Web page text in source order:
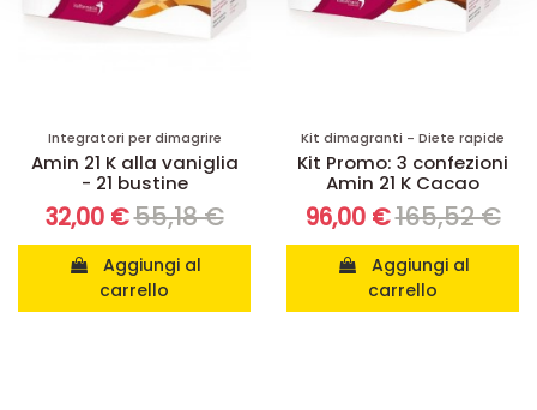
Integratori per dimagrire
Amin 21 K alla vaniglia
- 21 bustine
32,00 €55,18 €
carrello
Kit dimagranti - Diete rapide
Kit Promo: 3 confezioni
Amin 21 K Cacao
96,00 €165,52 €
carrello